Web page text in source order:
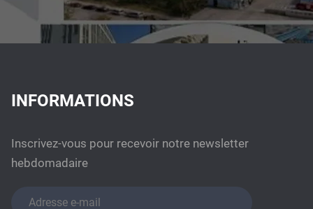
INFORMATIONS
Inscrivez-vous pour recevoir notre newsletter
hebdomadaire